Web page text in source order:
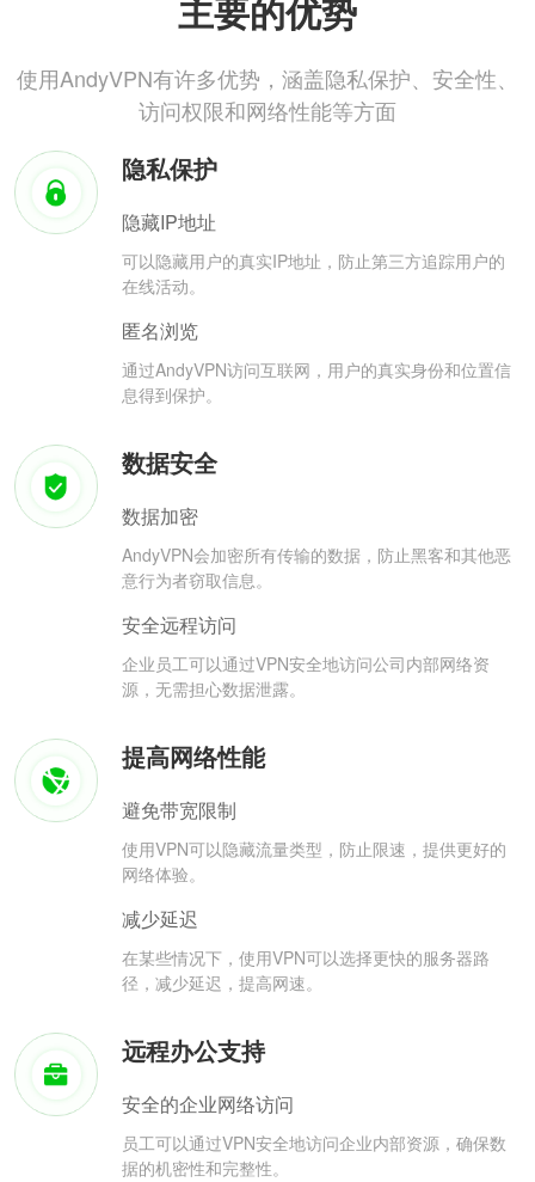
主要的优势
使用AndyVPN有许多优势，涵盖隐私保护、安全性、
访问权限和网络性能等方面
隐私保护
隐藏IP地址
可以隐藏用户的真实IP地址，防止第三方追踪用户的
在线活动。
匿名浏览
通过AndyVPN访问互联网，用户的真实身份和位置信
息得到保护。
数据安全
数据加密
AndyVPN会加密所有传输的数据，防止黑客和其他恶
意行为者窃取信息。
安全远程访问
企业员工可以通过VPN安全地访问公司内部网络资
源，无需担心数据泄露。
提高网络性能
避免带宽限制
使用VPN可以隐藏流量类型，防止限速，提供更好的
网络体验。
减少延迟
在某些情况下，使用VPN可以选择更快的服务器路
径，减少延迟，提高网速。
远程办公支持
安全的企业网络访问
员工可以通过VPN安全地访问企业内部资源，确保数
据的机密性和完整性。